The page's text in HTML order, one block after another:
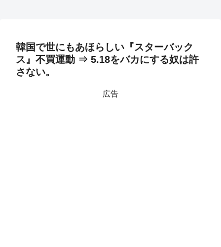
韓国で世にもあほらしい『スターバック
ス』不買運動 ⇒ 5.18をバカにする奴は許
さない。
広告